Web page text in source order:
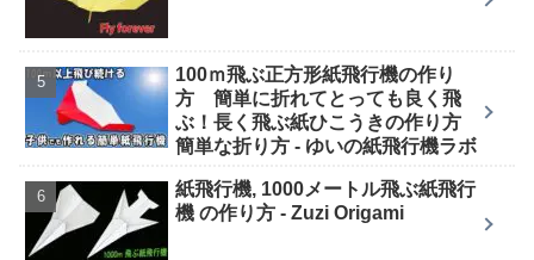
100ｍ飛ぶ正方形紙飛行機の作り
方 簡単に折れてとっても良く飛
ぶ！長く飛ぶ紙ひこうきの作り方
簡単な折り方 - ゆいの紙飛行機ラボ
紙飛行機, 1000メートル飛ぶ紙飛行
機 の作り方 - Zuzi Origami